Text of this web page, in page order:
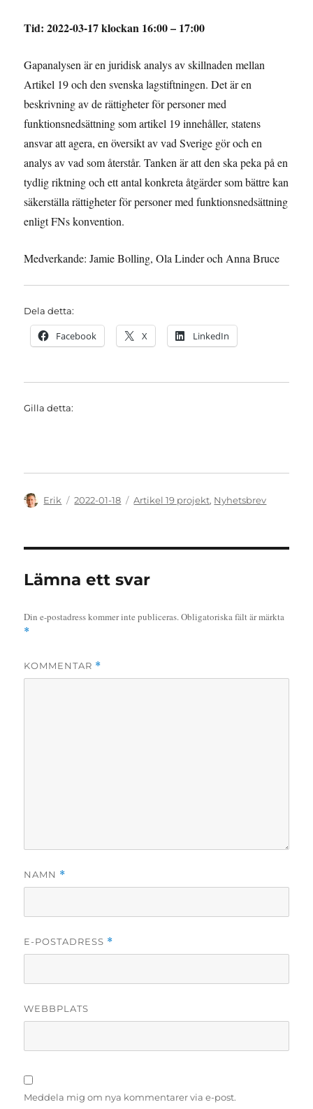
Tid: 2022-03-17 klockan 16:00 – 17:00
Gapanalysen är en juridisk analys av skillnaden mellan
Artikel 19 och den svenska lagstiftningen. Det är en
beskrivning av de rättigheter för personer med
funktionsnedsättning som artikel 19 innehåller, statens
ansvar att agera, en översikt av vad Sverige gör och en
analys av vad som återstår. Tanken är att den ska peka på en
tydlig riktning och ett antal konkreta åtgärder som bättre kan
säkerställa rättigheter för personer med funktionsnedsättning
enligt FNs konvention.
Medverkande: Jamie Bolling, Ola Linder och Anna Bruce
Dela detta:
Facebook X LinkedIn
Gilla detta:
Författare
Erik
Publicerat
2022-01-18 Kategorier
Artikel 19 projekt, Nyhetsbrev
Lämna ett svar
Din e-postadress kommer inte publiceras.Obligatoriska fält är märkta
*
KOMMENTAR *
NAMN *
E-POSTADRESS *
WEBBPLATS
Meddela mig om nya kommentarer via e-post.